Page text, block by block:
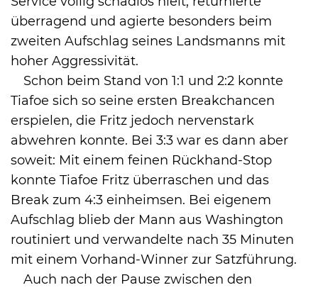
überragend und agierte besonders beim
zweiten Aufschlag seines Landsmanns mit
hoher Aggressivität.
Schon beim Stand von 1:1 und 2:2 konnte
Tiafoe sich so seine ersten Breakchancen
erspielen, die Fritz jedoch nervenstark
abwehren konnte. Bei 3:3 war es dann aber
soweit: Mit einem feinen Rückhand-Stop
konnte Tiafoe Fritz überraschen und das
Break zum 4:3 einheimsen. Bei eigenem
Aufschlag blieb der Mann aus Washington
routiniert und verwandelte nach 35 Minuten
mit einem Vorhand-Winner zur Satzführung.
Auch nach der Pause zwischen den